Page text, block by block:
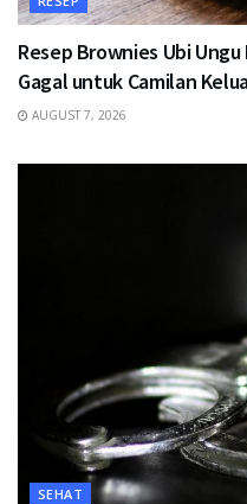
Resep Brownies Ubi
Gagal untuk Camilan
AUGUST 7, 2026
SEHAT